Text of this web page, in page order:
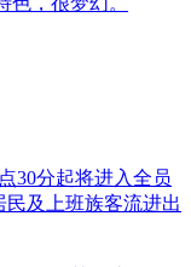
30分起将进入全员
及上班族客流进出